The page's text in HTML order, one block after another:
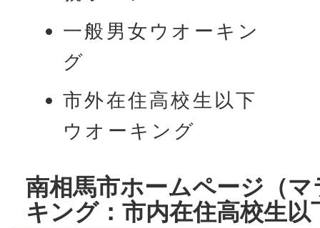
一般男女ウオーキン
グ
市外在住高校生以下
ウオーキング
南相馬市ホームページ（
キング：市内在住高校生以